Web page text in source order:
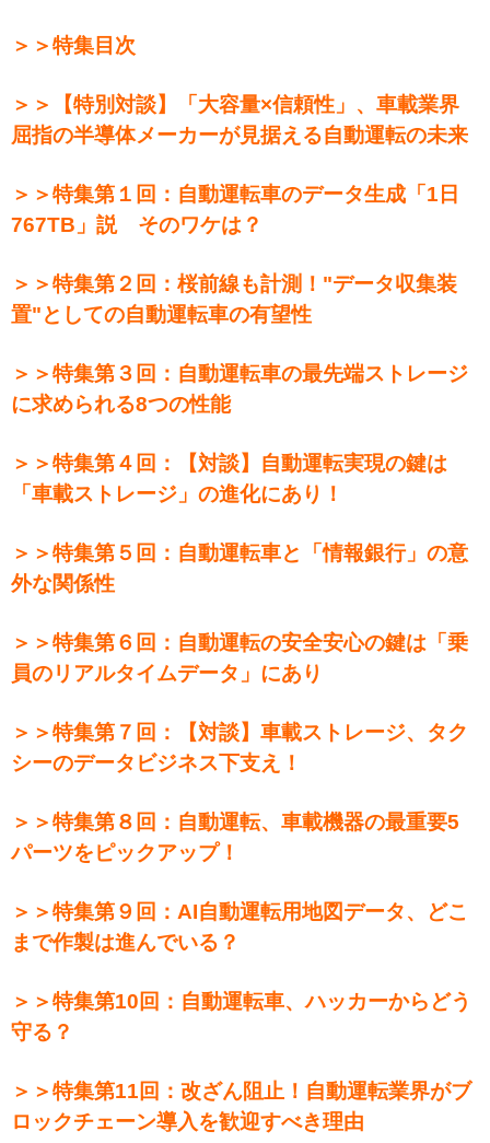
＞＞特集目次
＞＞【特別対談】「大容量×信頼性」、車載業界
屈指の半導体メーカーが見据える自動運転の未来
＞＞特集第１回：自動運転車のデータ生成「1日
767TB」説 そのワケは？
＞＞特集第２回：桜前線も計測！"データ収集装
置"としての自動運転車の有望性
＞＞特集第３回：自動運転車の最先端ストレージ
に求められる8つの性能
＞＞特集第４回：【対談】自動運転実現の鍵は
「車載ストレージ」の進化にあり！
＞＞特集第５回：自動運転車と「情報銀行」の意
外な関係性
＞＞特集第６回：自動運転の安全安心の鍵は「乗
員のリアルタイムデータ」にあり
＞＞特集第７回：【対談】車載ストレージ、タク
シーのデータビジネス下支え！
＞＞特集第８回：自動運転、車載機器の最重要5
パーツをピックアップ！
＞＞特集第９回：AI自動運転用地図データ、どこ
まで作製は進んでいる？
＞＞特集第10回：自動運転車、ハッカーからどう
守る？
＞＞特集第11回：改ざん阻止！自動運転業界がブ
ロックチェーン導入を歓迎すべき理由